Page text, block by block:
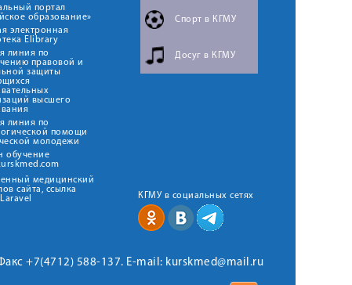
портал
образование»
электронная
Elibrary
линия по
правовой и
защиты
высшего
линия по
помощи
молодежи
обучение
Спорт в КГМУ
Досуг в КГМУ
медицинский
сайта, ссылка
КГМУ в социальных сетях
+7(4712) 588-137. E-mail: kurskmed@mail.ru